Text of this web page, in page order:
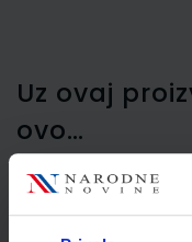
Uz ovaj
ovo…